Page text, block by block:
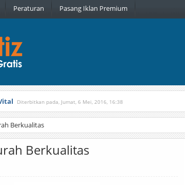
Peraturan Pasang Iklan Premium
Diterbitkan pada, Jumat, 6 Mei, 2016, 16:38
Kamis, 16 Februari, 2017, 21:34
Berkualitas
Berkualitas